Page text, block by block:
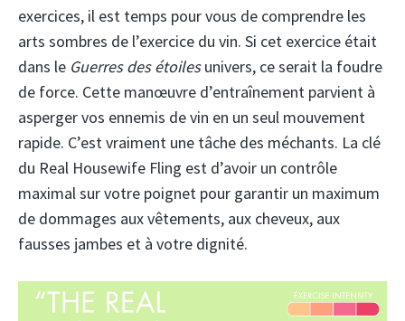
exercices, il est temps pour vous de comprendre les
arts sombres de l’exercice du vin. Si cet exercice était
dans le Guerres des étoilesunivers, ce serait la foudre
de force. Cette manœuvre d’entraînement parvient à
asperger vos ennemis de vin en un seul mouvement
rapide. C’est vraiment une tâche des méchants. La clé
du Real Housewife Fling est d’avoir un contrôle
maximal sur votre poignet pour garantir un maximum
de dommages aux vêtements, aux cheveux, aux
fausses jambes et à votre dignité.